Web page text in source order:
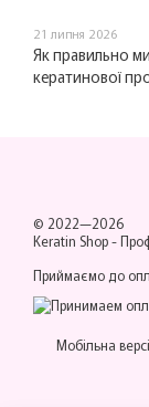
21 липня 2026
Як правильно
кератинової
© 2022—2026
Keratin Shop -
Приймаємо до
Мобільна